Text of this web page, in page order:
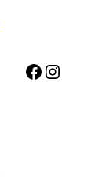
Facebook Instagram